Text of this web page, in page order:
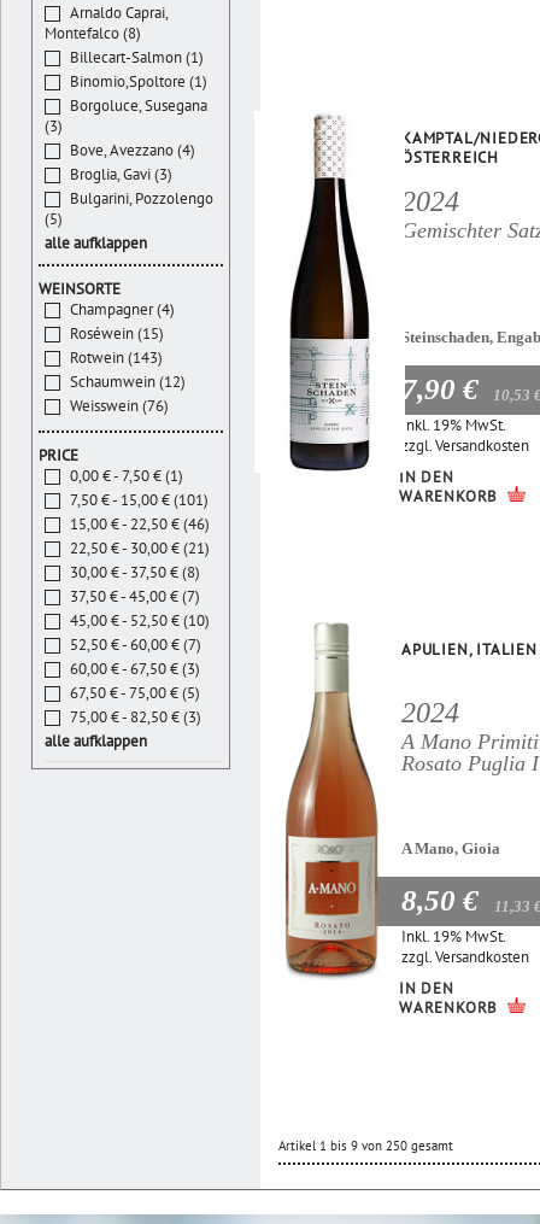
KAMPTAL/
ÖSTERREICH
2024
Gemischter
Steinschaden,
7,90 € 10,53
Inkl. 19% MwSt.
zzgl.Versandkosten
IN DEN
WARENKORB
APULIEN, ITALIEN
2024
A Mano
Rosato Puglia
A Mano, Gioia
8,50 € 11,33
Inkl. 19% MwSt.
zzgl.Versandkosten
IN DEN
WARENKORB
Artikel 1 bis 9 von 250 gesamt
Arnaldo Caprai,
Montefalco (8)
Billecart-Salmon (1)
Binomio,Spoltore (1)
Borgoluce, Susegana
(3)
Bove, Avezzano (4)
Broglia, Gavi (3)
Bulgarini, Pozzolengo
(5)
alle aufklappen
WEINSORTE
Champagner (4)
Roséwein (15)
Rotwein (143)
Schaumwein (12)
Weisswein (76)
PRICE
0,00 € - 7,50 € (1)
7,50 € - 15,00 € (101)
15,00 € - 22,50 € (46)
22,50 € - 30,00 € (21)
30,00 € - 37,50 € (8)
37,50 € - 45,00 € (7)
45,00 € - 52,50 € (10)
52,50 € - 60,00 € (7)
60,00 € - 67,50 € (3)
67,50 € - 75,00 € (5)
75,00 € - 82,50 € (3)
alle aufklappen